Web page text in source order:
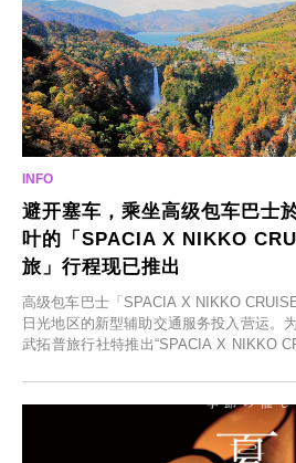
避开塞车，乘坐高级包车巴士
叶的「SPACIA X NIKKO
旅」行程现已推出
高级包车巴士「SPACIA X NIKKO
日光地区的新型辅助交通服务投入营运。
武拓普旅行社特推出“SPACIA X NIKKO